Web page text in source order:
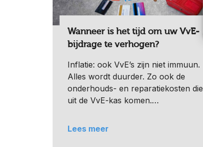
Wanneer is het tijd om uw VvE-
bijdrage te verhogen?
Inflatie: ook VvE’s zijn niet immuun.
Alles wordt duurder. Zo ook de
onderhouds- en reparatiekosten die
uit de VvE-kas komen.…
Lees meer